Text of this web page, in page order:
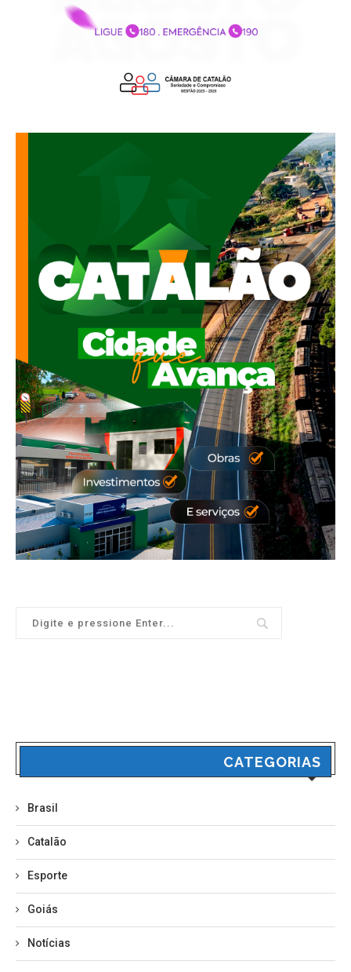
CATEGORIAS
Brasil
Catalão
Esporte
Goiás
Notícias